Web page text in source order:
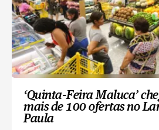
‘Quinta-Feira Maluca’
mais de 100 ofertas no
Paula